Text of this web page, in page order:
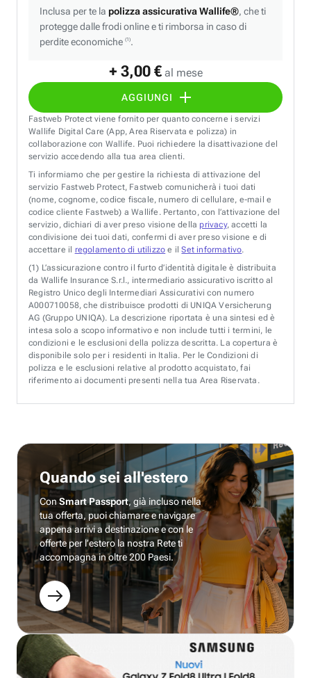
+ 3,00 € al mese
AGGIUNGI
Inclusa per te la polizza assicurativa Wallife®, che ti
protegge dalle frodi online e ti rimborsa in caso di
perdite economiche (1).
Fastweb Protect viene fornito per quanto concerne i servizi
Wallife Digital Care (App, Area Riservata e polizza) in
collaborazione con Wallife. Puoi richiedere la disattivazione del
servizio accedendo alla tua area clienti.
Ti informiamo che per gestire la richiesta di attivazione del
servizio Fastweb Protect, Fastweb comunicherà i tuoi dati
(nome, cognome, codice fiscale, numero di cellulare, e-mail e
codice cliente Fastweb) a Wallife. Pertanto, con l’attivazione del
servizio, dichiari di aver preso visione della privacy, accetti la
condivisione dei tuoi dati, confermi di aver preso visione e di
accettare il regolamento di utilizzo e ilSet informativo.
(1) L’assicurazione contro il furto d’identità digitale è distribuita
da Wallife Insurance S.r.l., intermediario assicurativo iscritto al
Registro Unico degli Intermediari Assicurativi con numero
A000710058, che distribuisce prodotti di UNIQA Versicherung
AG (Gruppo UNIQA). La descrizione riportata è una sintesi ed è
intesa solo a scopo informativo e non include tutti i termini, le
condizioni e le esclusioni della polizza descritta. La copertura è
disponibile solo per i residenti in Italia. Per le Condizioni di
polizza e le esclusioni relative al prodotto acquistato, fai
riferimento ai documenti presenti nella tua Area Riservata.
Quando sei all'estero
ConSmart Passport, già incluso nella
tua offerta, puoi chiamare e navigare
appena arrivi a destinazione e con le
offerte per l’estero la nostra Rete ti
accompagna in oltre 200 Paesi.